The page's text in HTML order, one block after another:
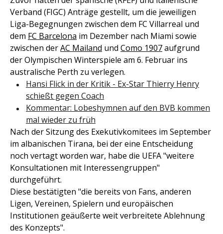
Verband (FIGC) Anträge gestellt, um die jeweiligen
Liga-Begegnungen zwischen dem FC Villarreal und
dem FC Barcelona im Dezember nach Miami sowie
zwischen derAC Mailand und Como 1907aufgrund
der Olympischen Winterspiele am 6. Februar ins
australische Perth zu verlegen.
Hansi Flick in der Kritik - Ex-Star Thierry Henry
schießt gegen Coach
Kommentar: Lobeshymnen auf den BVB kommen
mal wieder zu früh
Nach der Sitzung des Exekutivkomitees im September
im albanischen Tirana, bei der eine Entscheidung
noch vertagt worden war, habe die UEFA "weitere
Konsultationen mit Interessengruppen"
durchgeführt.
Diese bestätigten "die bereits von Fans, anderen
Ligen, Vereinen, Spielern und europäischen
Institutionen geäußerte weit verbreitete Ablehnung
des Konzepts".